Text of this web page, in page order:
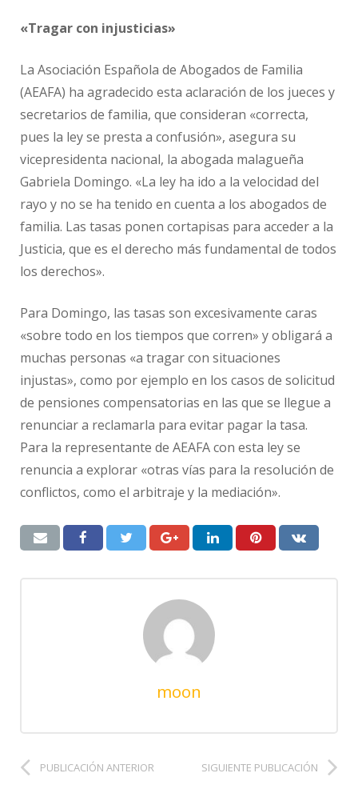
«Tragar con injusticias»
La Asociación Española de Abogados de Familia
(AEAFA) ha agradecido esta aclaración de los jueces y
secretarios de familia, que consideran «correcta,
pues la ley se presta a confusión», asegura su
vicepresidenta nacional, la abogada malagueña
Gabriela Domingo. «La ley ha ido a la velocidad del
rayo y no se ha tenido en cuenta a los abogados de
familia. Las tasas ponen cortapisas para acceder a la
Justicia, que es el derecho más fundamental de todos
los derechos».
Para Domingo, las tasas son excesivamente caras
«sobre todo en los tiempos que corren» y obligará a
muchas personas «a tragar con situaciones
injustas», como por ejemplo en los casos de solicitud
de pensiones compensatorias en las que se llegue a
renunciar a reclamarla para evitar pagar la tasa.
Para la representante de AEAFA con esta ley se
renuncia a explorar «otras vías para la resolución de
conflictos, como el arbitraje y la mediación».
moon
PUBLICACIÓN ANTERIOR SIGUIENTE PUBLICACIÓN